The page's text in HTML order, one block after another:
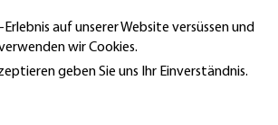
auf unserer Website versüssen und
wir Cookies.
geben Sie uns Ihr Einverständnis.